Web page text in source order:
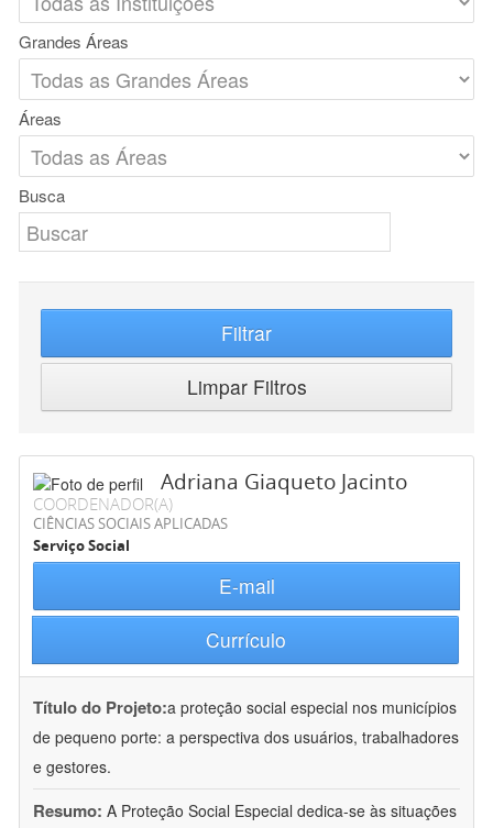
Grandes Áreas
Áreas
Busca
Filtrar
Limpar Filtros
Adriana Giaqueto Jacinto
COORDENADOR(A)
CIÊNCIAS SOCIAIS APLICADAS
Serviço Social
E-mail
Currículo
Título do Projeto:a proteção social especial nos municípios
de pequeno porte: a perspectiva dos usuários, trabalhadores
e gestores.
Resumo: A Proteção Social Especial dedica-se às situações